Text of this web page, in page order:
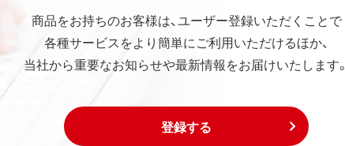
商品をお持ちのお客様は、ユーザー登録いただくことで
各種サービスをより簡単にご利用いただけるほか、
当社から重要なお知らせや最新情報をお届けいたします。
登録する